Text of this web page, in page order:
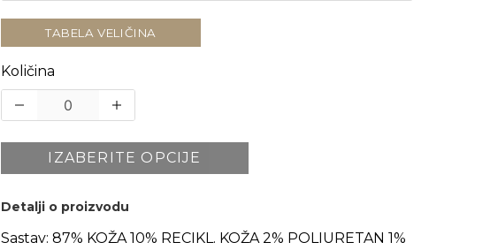
TABELA VELIČINA
Količina
IZABERITE OPCIJE
Detalji o proizvodu
Sastav: 87% KOŽA 10% RECIKL. KOŽA 2% POLIURETAN 1%